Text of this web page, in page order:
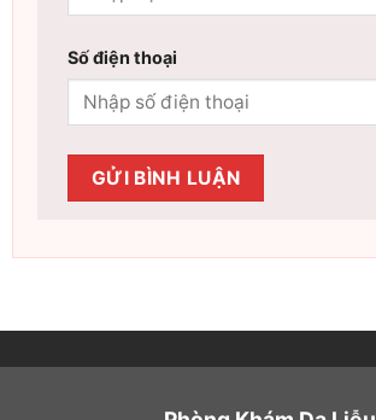
Số điện thoại